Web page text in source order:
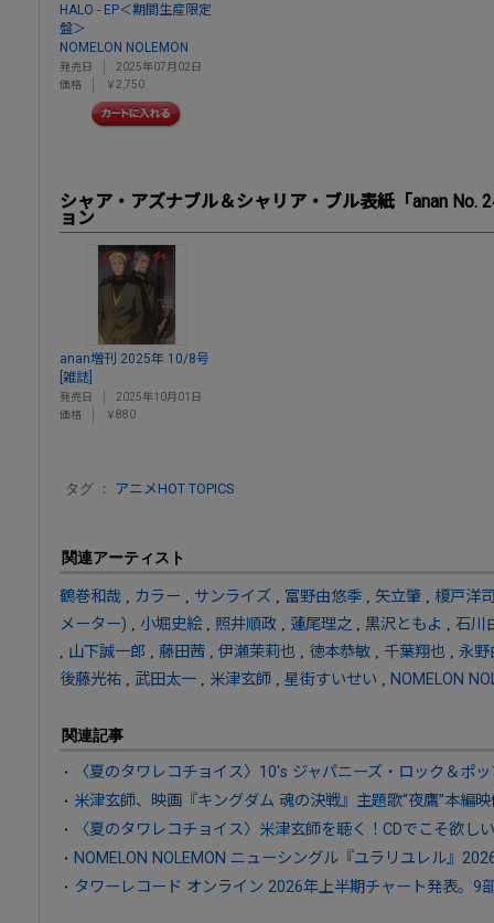
HALO - EP＜期間生産限定
盤＞
NOMELON NOLEMON
発売日
2025年07月02日
価格
￥2,750
シャア・アズナブル＆シャリア・ブル表紙「anan No.
ョン
anan増刊 2025年 10/8号
[雑誌]
発売日
2025年10月01日
価格
￥880
タグ ： アニメHOT TOPICS
関連アーティスト
鶴巻和哉 カラー サンライズ 富野由悠季 矢立肇
榎戸洋
メーター)
小堀史絵 照井順政 蓮尾理之 黒沢ともよ
石川
山下誠一郎 藤田茜 伊瀬茉莉也 徳本恭敏 千葉翔也
永野
後藤光祐
武田太一 米津玄師 星街すいせい NOMELON
関連記事
〈夏のタワレコチョイス〉10's ジャパニーズ・ロック＆ポ
米津玄師、映画『キングダム 魂の決戦』主題歌“夜鷹”本編
〈夏のタワレコチョイス〉米津玄師を聴く！CDでこそ欲し
NOMELON NOLEMON ニューシングル『ユラリユレル』
タワーレコード オンライン 2026年上半期チャート発表。9